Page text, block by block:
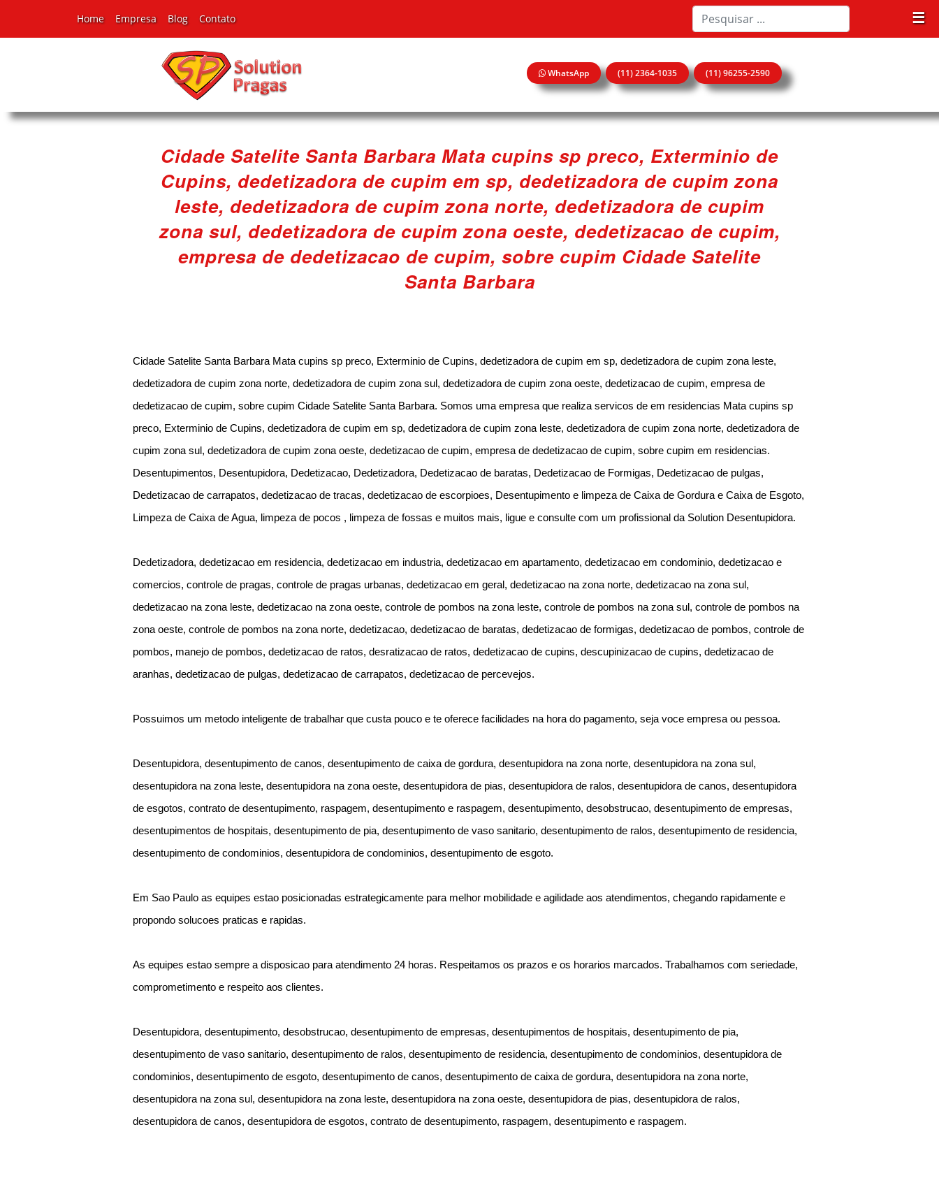
☰
Home Empresa Blog Contato
WhatsApp (11) 2364-1035 (11) 96255-2590
Cidade Satelite Santa Barbara Mata cupins sp preco, Exterminio de
Cupins, dedetizadora de cupim em sp, dedetizadora de cupim zona
leste, dedetizadora de cupim zona norte, dedetizadora de cupim
zona sul, dedetizadora de cupim zona oeste, dedetizacao de cupim,
empresa de dedetizacao de cupim, sobre cupim Cidade Satelite
Santa Barbara
Cidade Satelite Santa Barbara Mata cupins sp preco, Exterminio de Cupins, dedetizadora de cupim em sp, dedetizadora de cupim zona leste,
dedetizadora de cupim zona norte, dedetizadora de cupim zona sul, dedetizadora de cupim zona oeste, dedetizacao de cupim, empresa de
dedetizacao de cupim, sobre cupim Cidade Satelite Santa Barbara. Somos uma empresa que realiza servicos de em residencias Mata cupins sp
preco, Exterminio de Cupins, dedetizadora de cupim em sp, dedetizadora de cupim zona leste, dedetizadora de cupim zona norte, dedetizadora de
cupim zona sul, dedetizadora de cupim zona oeste, dedetizacao de cupim, empresa de dedetizacao de cupim, sobre cupim em residencias.
Desentupimentos, Desentupidora, Dedetizacao, Dedetizadora, Dedetizacao de baratas, Dedetizacao de Formigas, Dedetizacao de pulgas,
Dedetizacao de carrapatos, dedetizacao de tracas, dedetizacao de escorpioes, Desentupimento e limpeza de Caixa de Gordura e Caixa de Esgoto,
Limpeza de Caixa de Agua, limpeza de pocos , limpeza de fossas e muitos mais, ligue e consulte com um profissional da Solution Desentupidora.
Dedetizadora, dedetizacao em residencia, dedetizacao em industria, dedetizacao em apartamento, dedetizacao em condominio, dedetizacao e
comercios, controle de pragas, controle de pragas urbanas, dedetizacao em geral, dedetizacao na zona norte, dedetizacao na zona sul,
dedetizacao na zona leste, dedetizacao na zona oeste, controle de pombos na zona leste, controle de pombos na zona sul, controle de pombos na
zona oeste, controle de pombos na zona norte, dedetizacao, dedetizacao de baratas, dedetizacao de formigas, dedetizacao de pombos, controle de
pombos, manejo de pombos, dedetizacao de ratos, desratizacao de ratos, dedetizacao de cupins, descupinizacao de cupins, dedetizacao de
aranhas, dedetizacao de pulgas, dedetizacao de carrapatos, dedetizacao de percevejos.
Possuimos um metodo inteligente de trabalhar que custa pouco e te oferece facilidades na hora do pagamento, seja voce empresa ou pessoa.
Desentupidora, desentupimento de canos, desentupimento de caixa de gordura, desentupidora na zona norte, desentupidora na zona sul,
desentupidora na zona leste, desentupidora na zona oeste, desentupidora de pias, desentupidora de ralos, desentupidora de canos, desentupidora
de esgotos, contrato de desentupimento, raspagem, desentupimento e raspagem, desentupimento, desobstrucao, desentupimento de empresas,
desentupimentos de hospitais, desentupimento de pia, desentupimento de vaso sanitario, desentupimento de ralos, desentupimento de residencia,
desentupimento de condominios, desentupidora de condominios, desentupimento de esgoto.
Em Sao Paulo as equipes estao posicionadas estrategicamente para melhor mobilidade e agilidade aos atendimentos, chegando rapidamente e
propondo solucoes praticas e rapidas.
As equipes estao sempre a disposicao para atendimento 24 horas. Respeitamos os prazos e os horarios marcados. Trabalhamos com seriedade,
comprometimento e respeito aos clientes.
Desentupidora, desentupimento, desobstrucao, desentupimento de empresas, desentupimentos de hospitais, desentupimento de pia,
desentupimento de vaso sanitario, desentupimento de ralos, desentupimento de residencia, desentupimento de condominios, desentupidora de
condominios, desentupimento de esgoto, desentupimento de canos, desentupimento de caixa de gordura, desentupidora na zona norte,
desentupidora na zona sul, desentupidora na zona leste, desentupidora na zona oeste, desentupidora de pias, desentupidora de ralos,
desentupidora de canos, desentupidora de esgotos, contrato de desentupimento, raspagem, desentupimento e raspagem.